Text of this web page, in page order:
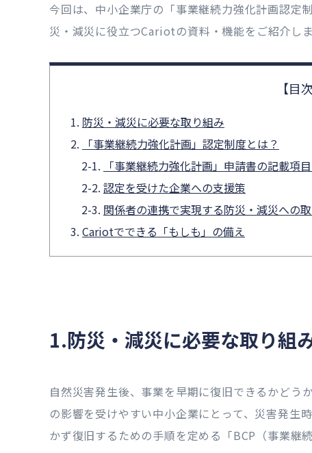
今回は、中小企業庁の「事業継続力強化計画認定
災・減災に役立つCariotの資料・機能をご紹介しま
防災・減災に必要な取り組み
「事業継続力強化計画」認定制度とは？
「事業継続力強化計画」申請書の記載項
認定を受けた企業への支援策
関係者の連携で実現する防災・減災への
Cariotでできる「もしも」の備え
1.防災・減災に必要な取り組
自然災害発生後、事業を早期に復旧できるかどう
の影響を受けやすい中小企業にとって、災害発生
かず復旧するための手順を定める「BCP（事業継